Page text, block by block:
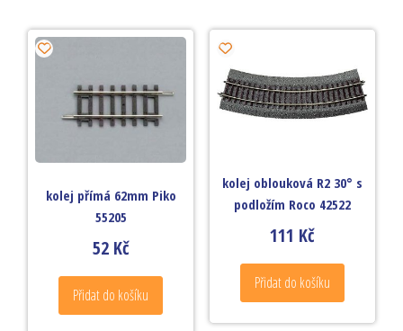
kolej přímá 62mm Piko
55205
52 Kč
Přidat do košíku
kolej oblouková R2 30° s
podložím Roco 42522
111 Kč
Přidat do košíku